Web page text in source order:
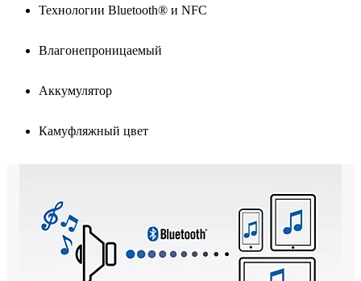
Технологии Bluetooth® и NFC
Влагонепроницаемый
Аккумулятор
Камуфляжный цвет